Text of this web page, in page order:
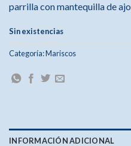
parrilla con mantequilla de
Sin existencias
Categoría:Mariscos
INFORMACIÓN ADICIONAL